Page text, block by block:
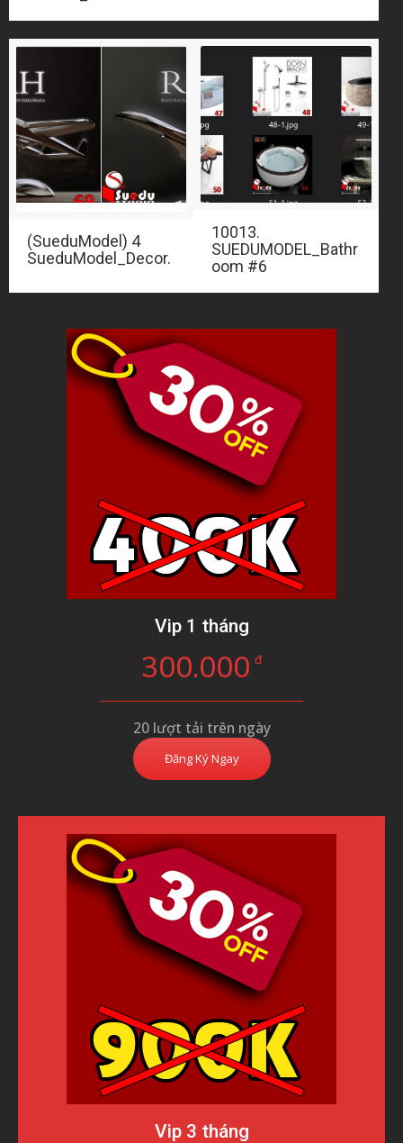
(SueduModel) 4
SueduModel_Decor.
10013.
SUEDUMODEL_Bathr
oom #6
Vip 1 tháng
300.000 đ
20 lượt tải trên ngày
Đăng Ký Ngay
Vip 3 tháng